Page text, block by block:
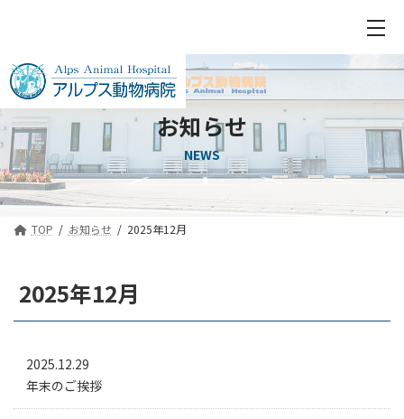
お知らせ
NEWS
TOP お知らせ 2025年12月
2025年12月
2025.12.29
年末のご挨拶